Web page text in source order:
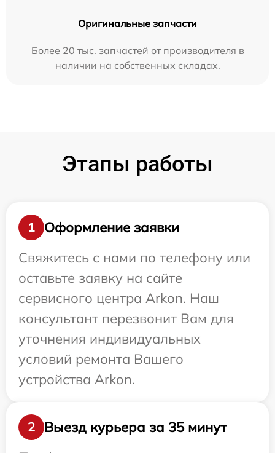
Оригинальные запчасти
Более 20 тыс. запчастей от производителя в
наличии на собственных складах.
Этапы работы
1
Оформление заявки
Свяжитесь с нами по телефону или
оставьте заявку на сайте
сервисного центра Arkon. Наш
консультант перезвонит Вам для
уточнения индивидуальных
условий ремонта Вашего
устройства Arkon.
2
Выезд курьера за 35 минут